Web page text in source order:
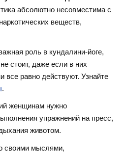
абсолютно несовместима с
веществ,
роль в кундалини-йоге,
стоит, даже если в них
все равно действуют. Узнайте
.
женщинам нужно
упражнений на пресс,
животом.
своими мыслями,